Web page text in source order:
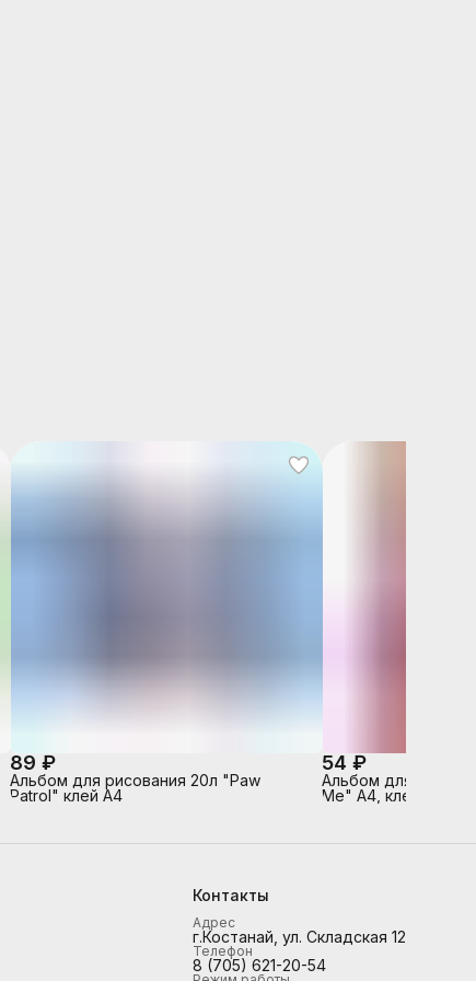
89 ₽
Альбом для рисования 20л "Paw
Patrol" клей А4
54 ₽
Альбом для
Me" А4, клей, твин
Контакты
Адрес
г.Костанай, ул. Складская 12
Телефон
8 (705) 621-20-54